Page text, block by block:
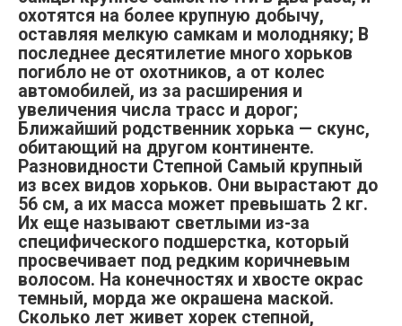
охотятся на более крупную добычу,
оставляя мелкую самкам и молодняку; В
последнее десятилетие много хорьков
погибло не от охотников, а от колес
автомобилей, из за расширения и
увеличения числа трасс и дорог;
Ближайший родственник хорька — скунс,
обитающий на другом континенте.
Разновидности Степной Самый крупный
из всех видов хорьков. Они вырастают до
56 см, а их масса может превышать 2 кг.
Их еще называют светлыми из-за
специфического подшерстка, который
просвечивает под редким коричневым
волосом. На конечностях и хвосте окрас
темный, морда же окрашена маской.
Сколько лет живет хорек степной,